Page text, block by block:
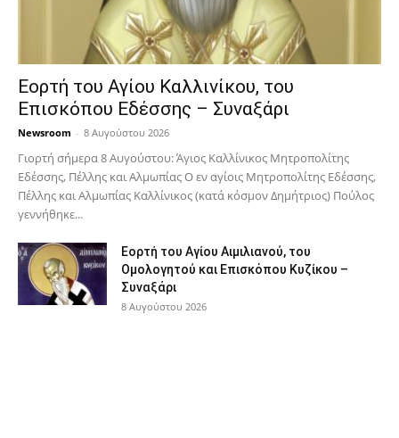
Εορτή του Αγίου Καλλινίκου, του
Επισκόπου Εδέσσης – Συναξάρι
Newsroom - 8 Αυγούστου 2026
Γιορτή σήμερα 8 Αυγούστου: Άγιος Καλλίνικος Μητροπολίτης
Εδέσσης, Πέλλης και Αλμωπίας Ο εν αγίοις Μητροπολίτης Εδέσσης,
Πέλλης και Αλμωπίας Καλλίνικος (κατά κόσμον Δημήτριος) Πούλος
γεννήθηκε...
Εορτή του Αγίου Αιμιλιανού, του
Ομολογητού και Επισκόπου Κυζίκου –
Συναξάρι
8 Αυγούστου 2026